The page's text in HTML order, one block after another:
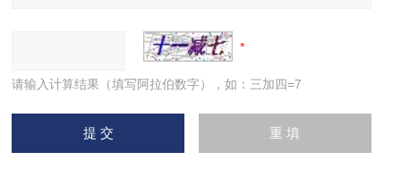
请输入计算结果（填写阿拉伯数字），如：三加四=7